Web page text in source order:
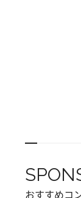
おすすめコ